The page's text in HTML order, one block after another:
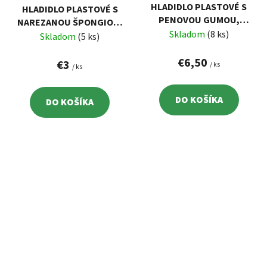
HLADIDLO PLASTOVÉ S
NAREZANOU ŠPONGIOU,
270X130MM
Skladom (5 ks)
€3 / ks
DO KOŠÍKA
HLADIDLO PLASTOVÉ S
PENOVOU GUMOU,
270X130MM, GUMA HR.
Skladom (8 ks)
€6,50 / ks
DO KOŠÍKA